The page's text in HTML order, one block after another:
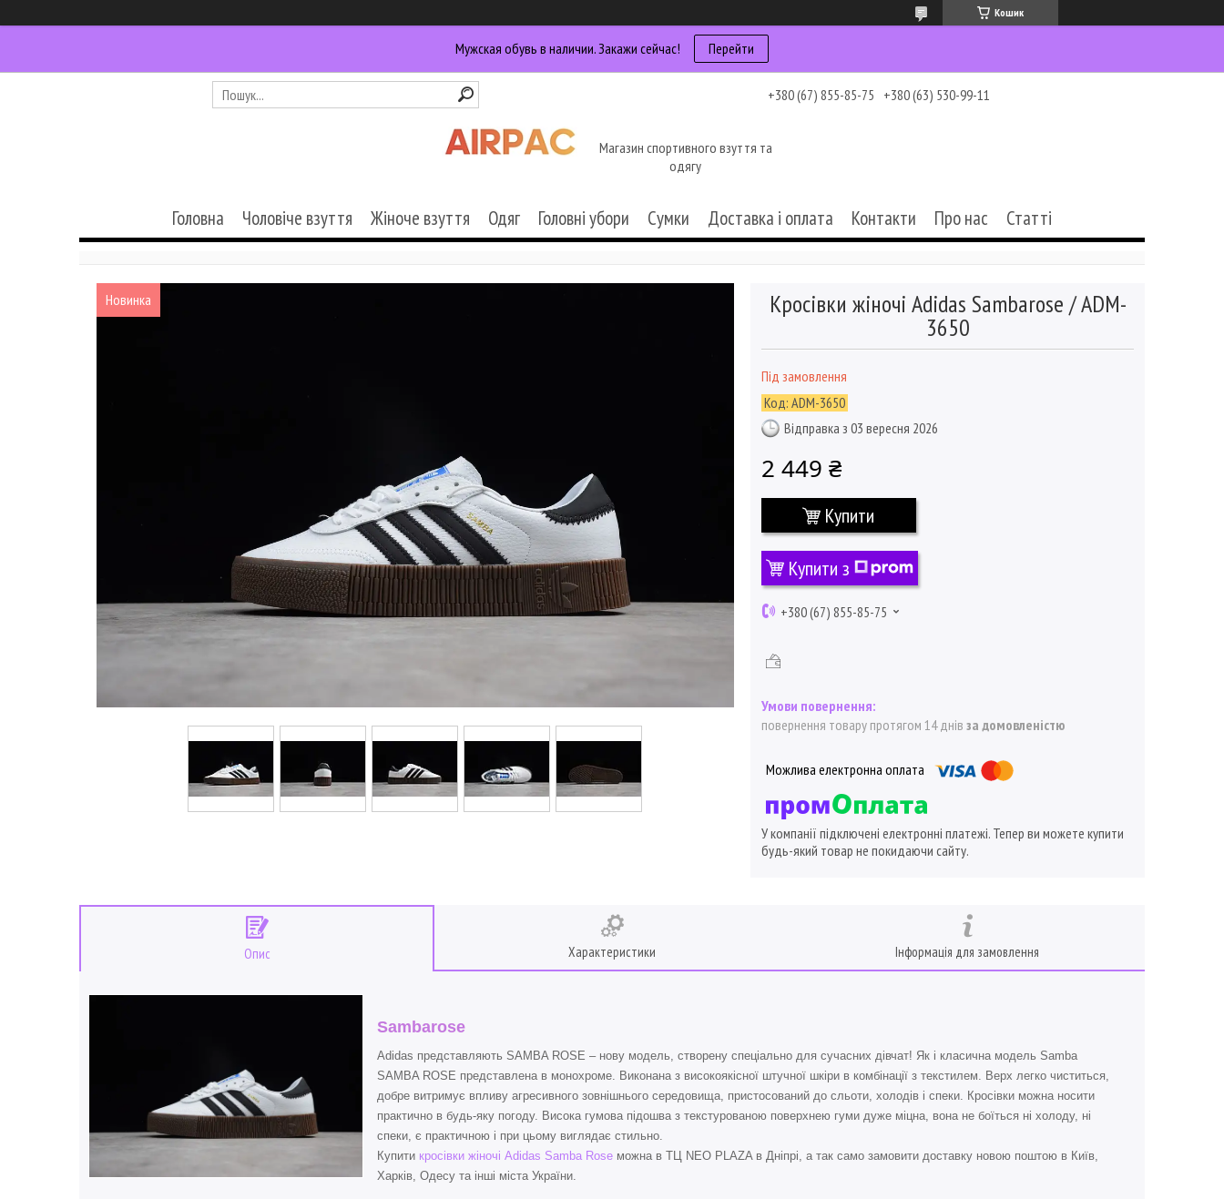
Кошик
Мужская обувь в наличии. Закажи сейчас! Перейти
+380 (67) 855-85-75 +380 (63) 530-99-11
Магазин спортивного взуття та
одягу
Головна Чоловіче взуття Жіноче взуття Одяг Головні убори Сумки Доставка і оплата Контакти Про нас Статті
Новинка Кросівки жіночі Adidas Sambarose / ADM-
3650
Під замовлення
Код: ADM-3650
Відправка з 03 вересня 2026
2 449 ₴
Купити
Купити з
+380 (67) 855-85-75
повернення товару протягом 14 днів за домовленістю
У компанії підключені електронні платежі. Тепер ви можете купити
будь-який товар не покидаючи сайту.
Опис Характеристики Інформація для замовлення
Sambarose
Adidas представляють SAMBA ROSE – нову модель, створену спеціально для сучасних дівчат! Як і класична модель Samba
SAMBA ROSE представлена в монохроме. Виконана з високоякісної штучної шкіри в комбінації з текстилем. Верх легко чиститься,
добре витримує впливу агресивного зовнішнього середовища, пристосований до сльоти, холодів і спеки. Кросівки можна носити
практично в будь-яку погоду. Висока гумова підошва з текстурованою поверхнею гуми дуже міцна, вона не боїться ні холоду, ні
спеки, є практичною і при цьому виглядає стильно.
Купити кросівки жіночі Adidas Samba Rose можна в ТЦ NEO PLAZA в Дніпрі, а так само замовити доставку новою поштою в Київ,
Харків, Одесу та інші міста України.